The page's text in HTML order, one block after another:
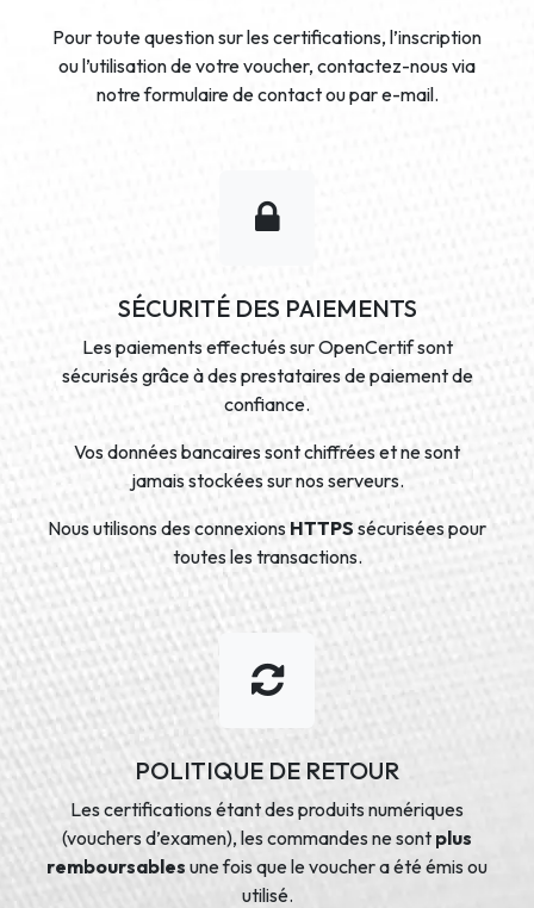
Pour toute question sur les certifications, l’inscription
ou l’utilisation de votre voucher, contactez-nous via
notre formulaire de contact ou par e-mail.
SÉCURITÉ DES PAIEMENTS
Les paiements effectués sur OpenCertif sont
sécurisés grâce à des prestataires de paiement de
confiance.
Vos données bancaires sont chiffrées et ne sont
jamais stockées sur nos serveurs.
Nous utilisons des connexions HTTPS sécurisées pour
toutes les transactions.
POLITIQUE DE RETOUR
Les certifications étant des produits numériques
(vouchers d’examen), les commandes ne sont plus
remboursables une fois que le voucher a été émis ou
utilisé.